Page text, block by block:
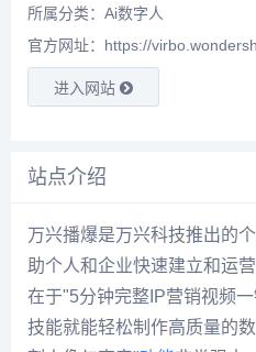
所属分类： Ai数字人
官方网址：https://
进入网站
站点介绍
万兴播爆是万兴科技推出的
助个人和企业快速建立和运
在于"5分钟完整IP营销视频
技能就能轻松制作高质量的